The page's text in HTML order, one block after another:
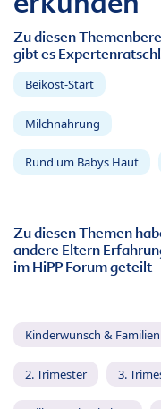
Zu diesen
gibt es
Beikost-Start
Milchnahrung
Rund um Babys Haut
Zu diesen Themen
andere Eltern
im HiPP Forum geteilt
Kinderwunsch &
2. Trimester 3.